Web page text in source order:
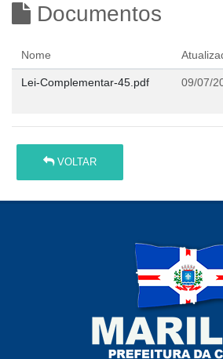
Documentos
Nome
Lei-Complementar-45.pdf 09/07/
VOLTAR